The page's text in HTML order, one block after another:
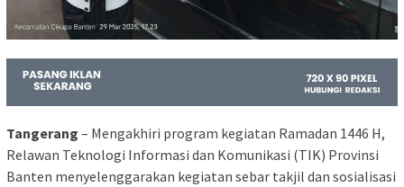
Tangerang – Mengakhiri program kegiatan Ramadan 1446 H,
Relawan Teknologi Informasi dan Komunikasi (TIK) Provinsi
Banten menyelenggarakan kegiatan sebar takjil dan sosialisasi